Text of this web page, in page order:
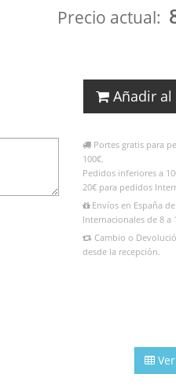
Precio actual:
Añadir al
Portes gratis para
100€.
Pedidos inferiores a
20€ para pedidos
Envíos en España
Internacionales de 8 a
Cambio o
desde la recepción.